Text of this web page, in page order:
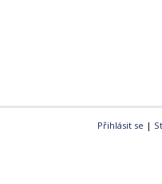
Přihlásit se |